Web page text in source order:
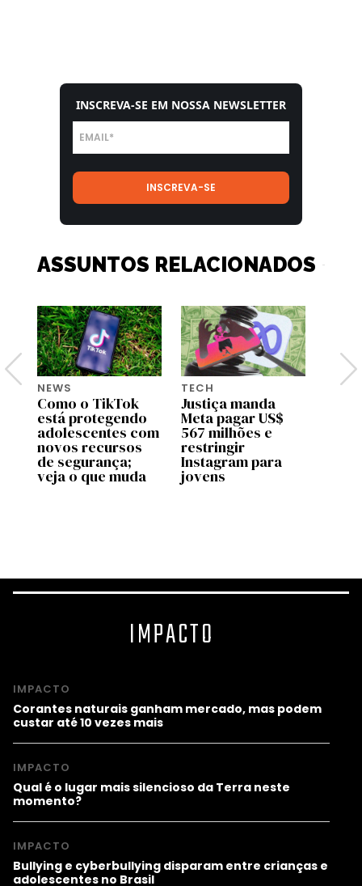
INSCREVA-SE EM NOSSA NEWSLETTER
ASSUNTOS RELACIONADOS
NEWS
Como o TikTok
está protegendo
adolescentes com
novos recursos
de segurança;
veja o que muda
TECH
Justiça manda
Meta pagar US$
567 milhões e
restringir
Instagram para
jovens
TECH
IMPACTO
IMPACTO
Corantes naturais ganham mercado, mas podem
custar até 10 vezes mais
IMPACTO
Qual é o lugar mais silencioso da Terra neste
momento?
IMPACTO
Bullying e cyberbullying disparam entre crianças e
adolescentes no Brasil